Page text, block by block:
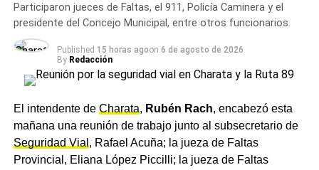
Ejecutivo y el órgano de justicia, tanto municipal como
centrales del encuentro, que buscó ordenar los próximos
pasos en materia de controles, capacitaciones y
prevención vial.
Quiénes participaron del
encuentro
Participaron jueces de Faltas, el 911, Policía Caminera y el
presidente del Concejo Municipal, entre otros funcionarios.
Published 15 horas agoon 6 de agosto de 2026
By Redacción
El intendente de Charata, Rubén Rach, encabezó esta
mañana una reunión de trabajo junto al subsecretario de
Seguridad Vial , Rafael Acuña; la jueza de Faltas
Provincial, Eliana López Piccilli; la jueza de Faltas